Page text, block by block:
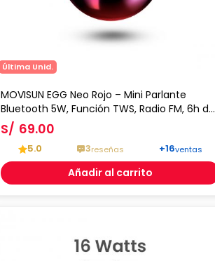
Última Unid.
MOVISUN EGG Neo Rojo – Mini Parlante
Bluetooth 5W, Función TWS, Radio FM, 6h de
Reproducción y Diseño Metálico Portátil
S/ 69.00
5.0 3reseñas +16ventas
Añadir al carrito